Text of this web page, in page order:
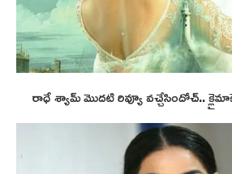
రాధే శ్యామ్ మొదటి రివ్యూ వచ్చేసిందోచ్..